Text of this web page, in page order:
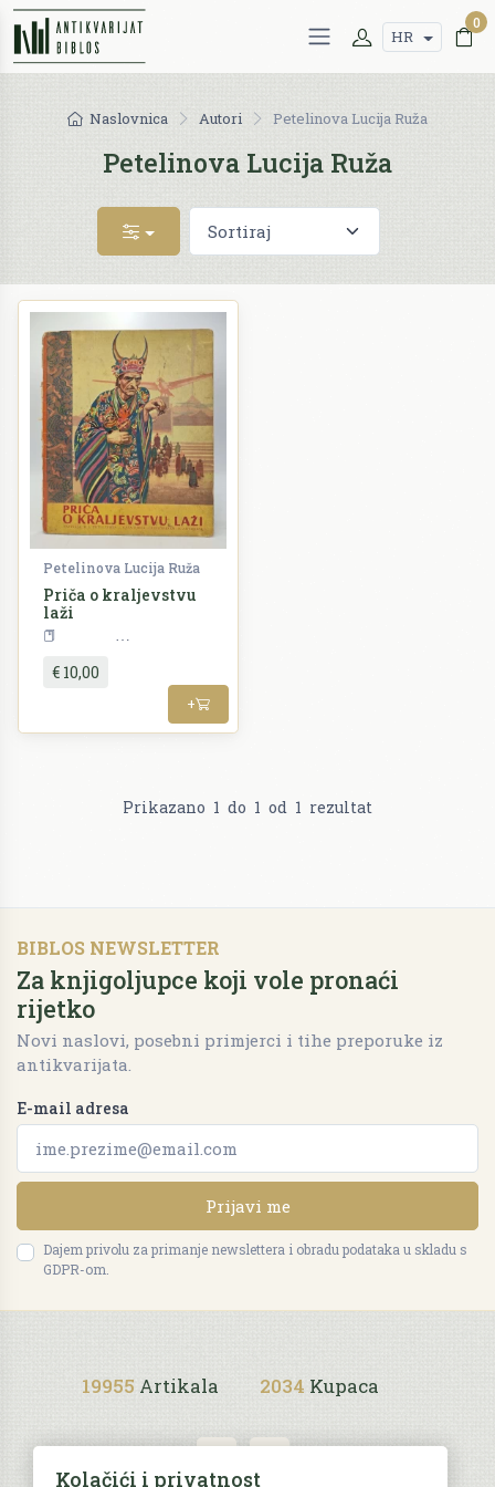
HR
0
Naslovnica Autori Petelinova Lucija Ruža
Petelinova Lucija Ruža
Petelinova Lucija Ruža
Priča o kraljevstvu
laži
€ 10,00
+
Prikazano 1 do 1 od 1 rezultat
BIBLOS NEWSLETTER
Za knjigoljupce koji vole pronaći
rijetko
Novi naslovi, posebni primjerci i tihe preporuke iz
antikvarijata.
E-mail adresa
Prijavi me
Dajem privolu za primanje newslettera i obradu podataka u skladu s
GDPR-om.
19955 Artikala 2034 Kupaca
Kolačići i privatnost